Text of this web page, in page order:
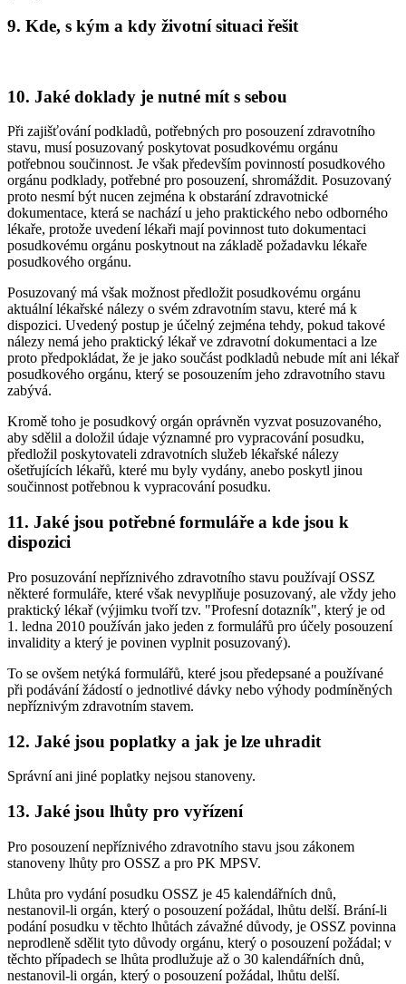
9. Kde, s kým a kdy životní situaci řešit
10. Jaké doklady je nutné mít s sebou
Při zajišťování podkladů, potřebných pro posouzení zdravotního
stavu, musí posuzovaný poskytovat posudkovému orgánu
potřebnou součinnost. Je však především povinností posudkového
orgánu podklady, potřebné pro posouzení, shromáždit. Posuzovaný
proto nesmí být nucen zejména k obstarání zdravotnické
dokumentace, která se nachází u jeho praktického nebo odborného
lékaře, protože uvedení lékaři mají povinnost tuto dokumentaci
posudkovému orgánu poskytnout na základě požadavku lékaře
posudkového orgánu.
Posuzovaný má však možnost předložit posudkovému orgánu
aktuální lékařské nálezy o svém zdravotním stavu, které má k
dispozici. Uvedený postup je účelný zejména tehdy, pokud takové
nálezy nemá jeho praktický lékař ve zdravotní dokumentaci a lze
proto předpokládat, že je jako součást podkladů nebude mít ani lékař
posudkového orgánu, který se posouzením jeho zdravotního stavu
zabývá.
Kromě toho je posudkový orgán oprávněn vyzvat posuzovaného,
aby sdělil a doložil údaje významné pro vypracování posudku,
předložil poskytovateli zdravotních služeb lékařské nálezy
ošetřujících lékařů, které mu byly vydány, anebo poskytl jinou
součinnost potřebnou k vypracování posudku.
11. Jaké jsou potřebné formuláře a kde jsou k
dispozici
Pro posuzování nepříznivého zdravotního stavu používají OSSZ
některé formuláře, které však nevyplňuje posuzovaný, ale vždy jeho
praktický lékař (výjimku tvoří tzv. "Profesní dotazník", který je od
1. ledna 2010 používán jako jeden z formulářů pro účely posouzení
invalidity a který je povinen vyplnit posuzovaný).
To se ovšem netýká formulářů, které jsou předepsané a používané
při podávání žádostí o jednotlivé dávky nebo výhody podmíněných
nepříznivým zdravotním stavem.
12. Jaké jsou poplatky a jak je lze uhradit
Správní ani jiné poplatky nejsou stanoveny.
13. Jaké jsou lhůty pro vyřízení
Pro posouzení nepříznivého zdravotního stavu jsou zákonem
stanoveny lhůty pro OSSZ a pro PK MPSV.
Lhůta pro vydání posudku OSSZ je 45 kalendářních dnů,
nestanovil-li orgán, který o posouzení požádal, lhůtu delší. Brání-li
podání posudku v těchto lhůtách závažné důvody, je OSSZ povinna
neprodleně sdělit tyto důvody orgánu, který o posouzení požádal; v
těchto případech se lhůta prodlužuje až o 30 kalendářních dnů,
nestanovil-li orgán, který o posouzení požádal, lhůtu delší.